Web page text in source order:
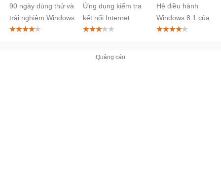
90 ngày dùng thử và
trải nghiệm Windows
8
Windows 8
Ứng dụng kiểm tra
kết nối Internet
File)
Hệ điều hành
Windows 8.1 của
Microsoft